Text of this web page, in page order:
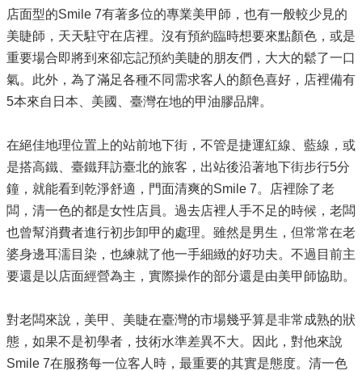
店面型的Smile 7有著多位的專業美甲師，也有一般較少見的
美睫師，天天駐守在店裡。沒有預約臨時想要來點顏色，或是
重要場合即將到來卻忘記預約美睫的朋友們，大大的鬆了一口
氣。此外，為了滿足各種不同需求客人的顏色喜好，店裡備有
5本來自日本、美國、臺灣在地的甲油膠品牌。
在絕佳地理位置上的站前地下街，不管是捷運紅線、藍線，或
是搭高鐵、臺鐵拜訪臺北的旅客，出站後沿著地下街步行5分
鐘，就能看到乾淨舒適，門面清爽的Smile 7。店裡除了老
闆，清一色的都是女性店員。過去店裡人手不足的時候，老闆
也曾幫消費者進行初步卸甲的處理。雖然是男生，但常常在老
婆身邊耳濡目染，也練就了他一手細緻的好功夫。不過目前主
要還是以店面經營為主，實際操作的部分還是由美甲師協助。
對老闆來說，美甲、美睫在臺灣的市場幾乎算是非常成熟的狀
態，如果不是初學者，技術水準差異不大。因此，對他來說
Smile 7在服務每一位客人時，最重要的其實是態度。清一色